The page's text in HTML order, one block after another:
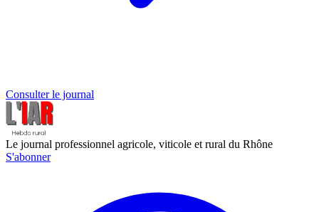
Consulter le journal
Le journal professionnel agricole, viticole et rural du Rhône
S'abonner